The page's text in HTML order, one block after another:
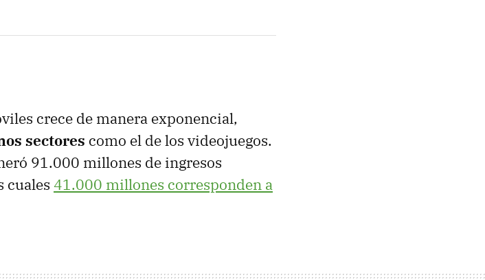
crece de manera exponencial,
sectores como el de los videojuegos.
91.000 millones de ingresos
cuales 41.000 millones corresponden a